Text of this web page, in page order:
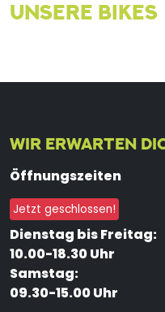
UNSERE BIKES
WIR ERWARTEN
Öffnungszeiten
Jetzt geschlossen!
Dienstag bis Freitag:
10.00-18.30 Uhr
Samstag:
09.30-15.00 Uhr